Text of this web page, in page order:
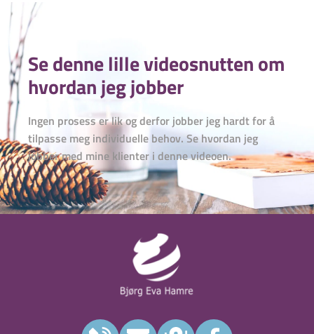
Se denne lille videosnutten om
hvordan jeg jobber
Ingen prosess er lik og derfor jobber jeg hardt for å
tilpasse meg individuelle behov. Se hvordan jeg
jobber med mine klienter i denne videoen.